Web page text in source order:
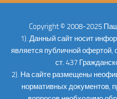
Copyright © 2008-2025
1). Данный сайт носит
является публичной
ст. 437
2). На сайте размещены
нормативных документов,